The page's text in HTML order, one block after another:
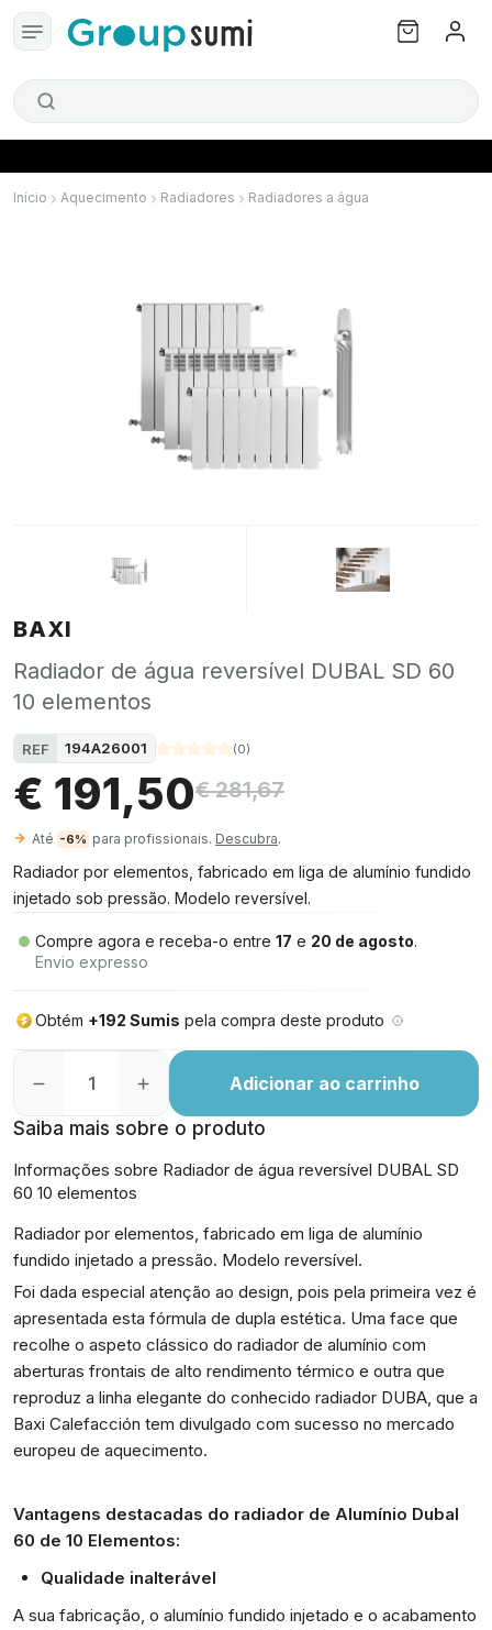
Início Aquecimento Radiadores Radiadores a água
BAXI
Radiador de água reversível DUBAL SD 60
10 elementos
REF 194A26001 (0)
€ 191,50€ 281,67
Até -6% para profissionais. Descubra.
Radiador por elementos, fabricado em liga de alumínio fundido
injetado sob pressão. Modelo reversível.
Compre agora e receba-o entre 17 e 20 de agosto.
Envio expresso
Obtém +192 Sumis pela compra deste produto
Adicionar ao carrinho
Saiba mais sobre o produto
Informações sobre Radiador de água reversível DUBAL SD
60 10 elementos
Radiador por elementos, fabricado em liga de alumínio
fundido injetado a pressão. Modelo reversível.
Foi dada especial atenção ao design, pois pela primeira vez é
apresentada esta fórmula de dupla estética. Uma face que
recolhe o aspeto clássico do radiador de alumínio com
aberturas frontais de alto rendimento térmico e outra que
reproduz a linha elegante do conhecido radiador DUBA, que a
Baxi Calefacción tem divulgado com sucesso no mercado
europeu de aquecimento.
Vantagens destacadas do radiador de Alumínio Dubal
60 de 10 Elementos:
Qualidade inalterável
A sua fabricação, o alumínio fundido injetado e o acabamento